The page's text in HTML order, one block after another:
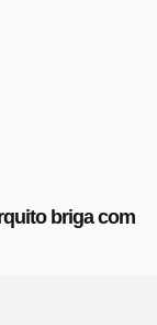
briga com